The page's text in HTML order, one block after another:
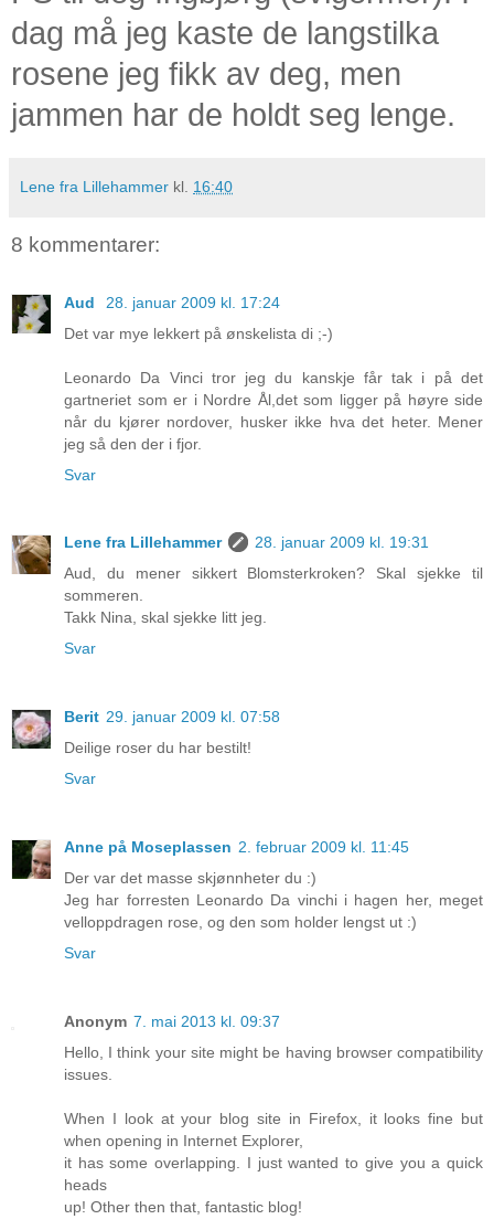
dag må jeg kaste de langstilka
rosene jeg fikk av deg, men
jammen har de holdt seg lenge.
Lene fra Lillehammer kl. 16:40
8 kommentarer:
Aud
28. januar 2009 kl. 17:24
Det var mye lekkert på ønskelista di ;-)
Leonardo Da Vinci tror jeg du kanskje får tak i på det
gartneriet som er i Nordre Ål,det som ligger på høyre side
når du kjører nordover, husker ikke hva det heter. Mener
jeg så den der i fjor.
Svar
Lene fra Lillehammer
28. januar 2009 kl. 19:31
Aud, du mener sikkert Blomsterkroken? Skal sjekke til
sommeren.
Takk Nina, skal sjekke litt jeg.
Svar
Berit 29. januar 2009 kl. 07:58
Deilige roser du har bestilt!
Svar
Anne på Moseplassen 2. februar 2009 kl. 11:45
Der var det masse skjønnheter du :)
Jeg har forresten Leonardo Da vinchi i hagen her, meget
velloppdragen rose, og den som holder lengst ut :)
Svar
Anonym 7. mai 2013 kl. 09:37
Hello, I think your site might be having browser compatibility
issues.
When I look at your blog site in Firefox, it looks fine but
when opening in Internet Explorer,
it has some overlapping. I just wanted to give you a quick
heads
up! Other then that, fantastic blog!